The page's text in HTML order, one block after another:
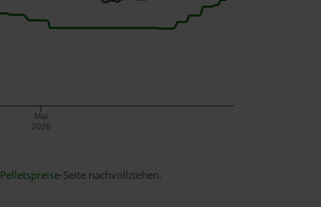
Mai
2026
Pelletspreise-Seite nachvollziehen.